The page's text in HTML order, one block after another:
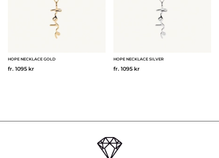
HOPE NECKLACE GOLD
fr. 1095 kr
HOPE NECKLACE SILVER
fr. 1095 kr